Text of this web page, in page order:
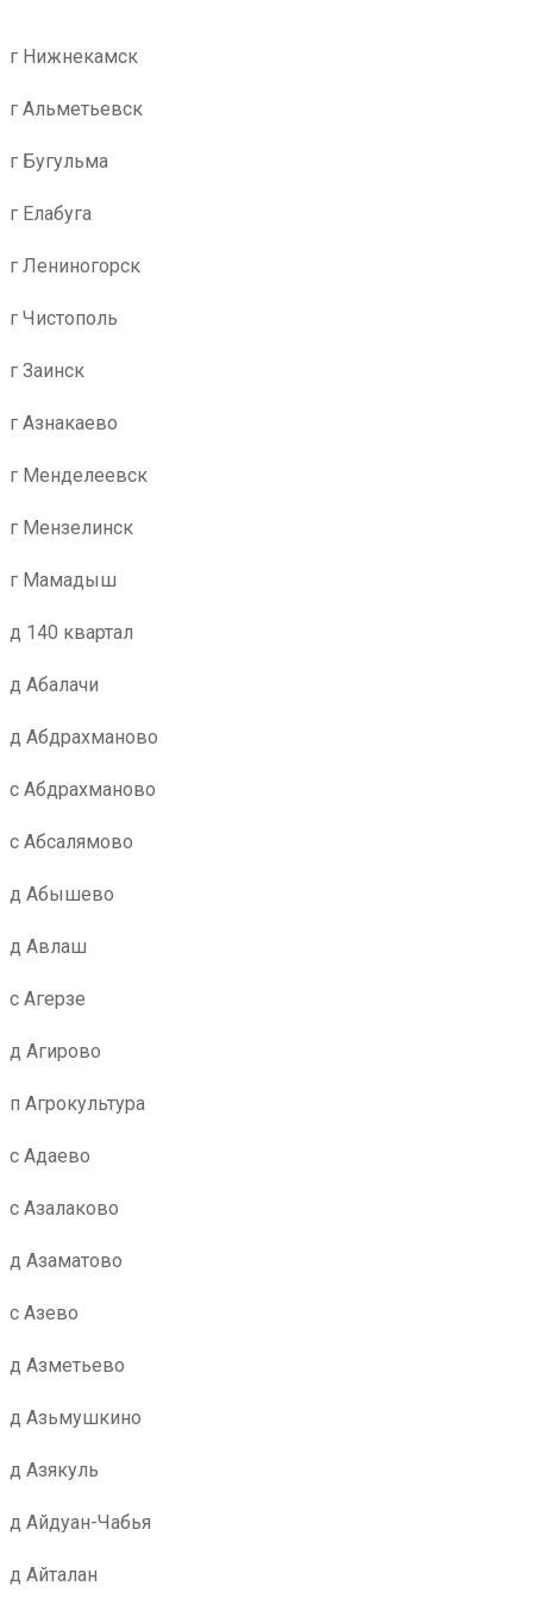
г Нижнекамск
г Альметьевск
г Бугульма
г Елабуга
г Лениногорск
г Чистополь
г Заинск
г Азнакаево
г Менделеевск
г Мензелинск
г Мамадыш
д 140 квартал
д Абалачи
д Абдрахманово
с Абдрахманово
с Абсалямово
д Абышево
д Авлаш
с Агерзе
д Агирово
п Агрокультура
с Адаево
с Азалаково
д Азаматово
с Азево
д Азметьево
д Азьмушкино
д Азякуль
д Айдуан-Чабья
д Айталан